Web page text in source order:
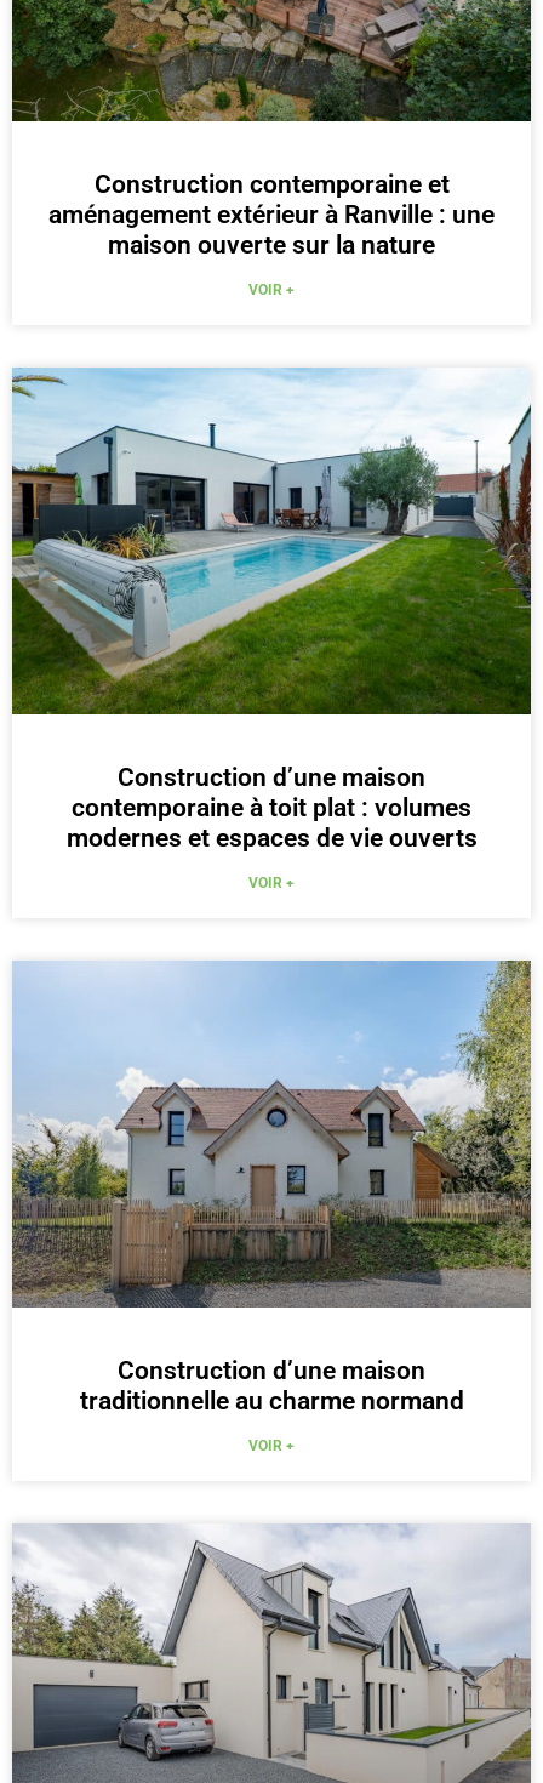
Construction contemporaine et
aménagement extérieur à Ranville : une
maison ouverte sur la nature
VOIR +
Construction d’une maison
contemporaine à toit plat : volumes
modernes et espaces de vie ouverts
VOIR +
Construction d’une maison
traditionnelle au charme normand
VOIR +